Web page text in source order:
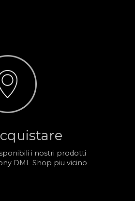
i nostri prodotti
DML Shop piu vicino